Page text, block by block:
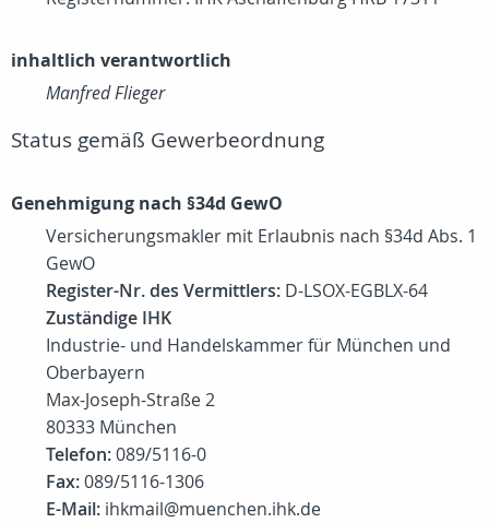
inhaltlich verantwortlich
Manfred Flieger
Status gemäß Gewerbeordnung
Genehmigung nach §34d GewO
Versicherungsmakler mit Erlaubnis nach §34d Abs. 1
GewO
Register-Nr. des Vermittlers: D-LSOX-EGBLX-64
Zuständige IHK
Industrie- und Handelskammer für München und
Oberbayern
Max-Joseph-Straße 2
‎80333 München
Telefon:089/5116-0
Fax:089/5116-1306
E-Mail: ihkmail@muenchen.ihk.de